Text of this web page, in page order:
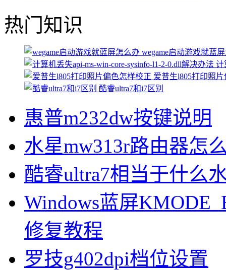
热门知识
wegame启动游戏就蓝
计
爱普生l805打印照
酷睿ultra7和i7区别
惠普m232dw按键说明
水星mw313r路由器怎
酷睿ultra7相当于什么
Windows蓝屏
修复教程
罗技g402dpi档位设置